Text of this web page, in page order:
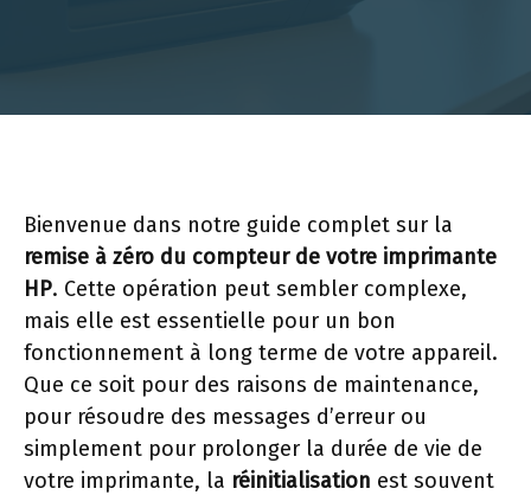
Bienvenue dans notre guide complet sur la
remise à zéro du compteur de votre imprimante
HP. Cette opération peut sembler complexe,
mais elle est essentielle pour un bon
fonctionnement à long terme de votre appareil.
Que ce soit pour des raisons de maintenance,
pour résoudre des messages d’erreur ou
simplement pour prolonger la durée de vie de
votre imprimante, la réinitialisation est souvent